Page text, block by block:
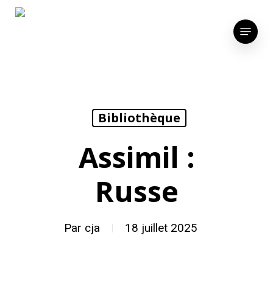
Skip
Menu
Bibliothèque
Assimil :
Russe
Par cja 18 juillet 2025